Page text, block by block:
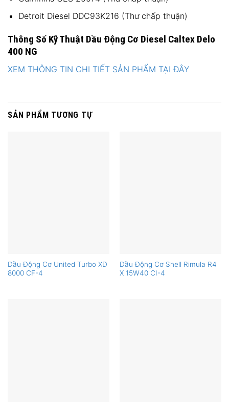
Detroit Diesel DDC93K216 (Thư chấp thuận)
Thông Số Kỹ Thuật Dầu Động Cơ Diesel Caltex Delo
400 NG
XEM THÔNG TIN CHI TIẾT SẢN PHẨM TẠI ĐÂY
SẢN PHẨM TƯƠNG TỰ
Dầu Động Cơ United Turbo XD
8000 CF-4
Dầu Động Cơ Shell Rimula R4
X 15W40 CI-4